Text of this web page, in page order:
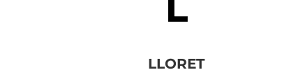
LLORET